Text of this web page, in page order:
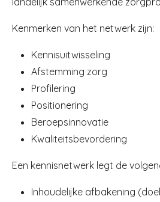
Kenmerken van het netwerk zijn:
Kennisuitwisseling
Afstemming zorg
Profilering
Positionering
Beroepsinnovatie
Kwaliteitsbevordering
Een kennisnetwerk legt de
Inhoudelijke afbakening